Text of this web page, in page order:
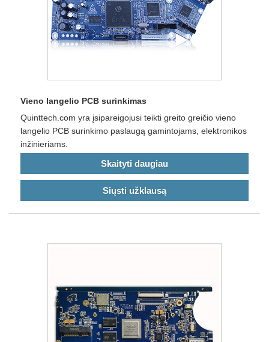
Vieno langelio PCB surinkimas
Quinttech.com yra įsipareigojusi teikti greito greičio vieno
langelio PCB surinkimo paslaugą gamintojams, elektronikos
inžinieriams.
Skaityti daugiau
Siųsti užklausą